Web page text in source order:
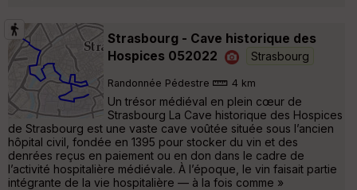
Strasbourg - Cave historique des
Hospices 052022
Strasbourg
Randonnée Pédestre 4 km
Un trésor médiéval en plein cœur de
Strasbourg La Cave historique des Hospices
de Strasbourg est une vaste cave voûtée située sous l’ancien
hôpital civil, fondée en 1395 pour stocker du vin et des
denrées reçus en paiement ou en don dans le cadre de
l’activité hospitalière médiévale. À l’époque, le vin faisait partie
intégrante de la vie hospitalière — à la fois comme »